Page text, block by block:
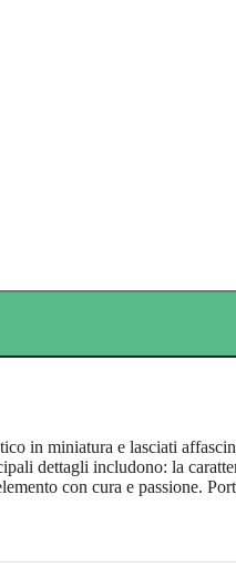
in miniatura e lasciati
dettagli includono: la
con cura e passione.